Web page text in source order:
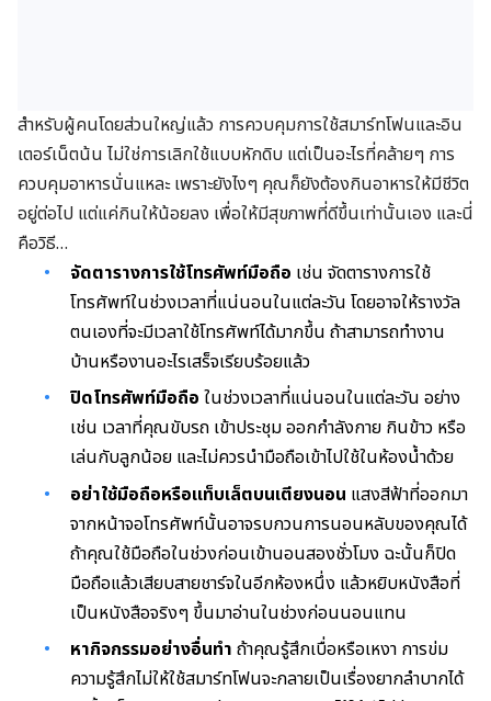
สำหรับผู้คนโดยส่วนใหญ่แล้ว การควบคุมการใช้สมาร์ทโฟนและอิน
เตอร์เน็ตน้น ไม่ใช่การเลิกใช้แบบหักดิบ แต่เป็นอะไรที่คล้ายๆ การ
ควบคุมอาหารนั่นแหละ เพราะยังไงๆ คุณก็ยังต้องกินอาหารให้มีชีวิต
อยู่ต่อไป แต่แค่กินให้น้อยลง เพื่อให้มีสุขภาพที่ดีขึ้นเท่านั้นเอง และนี่
คือวิธี…
จัดตารางการใช้โทรศัพท์มือถือ เช่น จัดตารางการใช้
โทรศัพท์ในช่วงเวลาที่แน่นอนในแต่ละวัน โดยอาจให้รางวัล
ตนเองที่จะมีเวลาใช้โทรศัพท์ได้มากขึ้น ถ้าสามารถทำงาน
บ้านหรืองานอะไรเสร็จเรียบร้อยแล้ว
ปิดโทรศัพท์มือถือ ในช่วงเวลาที่แน่นอนในแต่ละวัน อย่าง
เช่น เวลาที่คุณขับรถ เข้าประชุม ออกกำลังกาย กินข้าว หรือ
เล่นกับลูกน้อย และไม่ควรนำมือถือเข้าไปใช้ในห้องน้ำด้วย
อย่าใช้มือถือหรือแท็บเล็ตบนเตียงนอน แสงสีฟ้าที่ออกมา
จากหน้าจอโทรศัพท์นั้นอาจรบกวนการนอนหลับของคุณได้
ถ้าคุณใช้มือถือในช่วงก่อนเข้านอนสองชั่วโมง ฉะนั้นก็ปิด
มือถือแล้วเสียบสายชาร์จในอีกห้องหนึ่ง แล้วหยิบหนังสือที่
เป็นหนังสือจริงๆ ขึ้นมาอ่านในช่วงก่อนนอนแทน
หากิจกรรมอย่างอื่นทำ ถ้าคุณรู้สึกเบื่อหรือเหงา การข่ม
ความรู้สึกไม่ให้ใช้สมาร์ทโฟนจะกลายเป็นเรื่องยากลำบากได้